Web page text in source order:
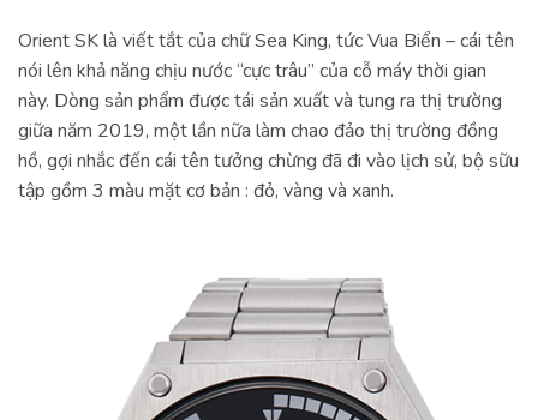
Orient SK là viết tắt của chữ Sea King, tức Vua Biển – cái tên
nói lên khả năng chịu nước “cực trâu” của cỗ máy thời gian
này. Dòng sản phẩm được tái sản xuất và tung ra thị trường
giữa năm 2019, một lần nữa làm chao đảo thị trường đồng
hồ, gợi nhắc đến cái tên tưởng chừng đã đi vào lịch sử, bộ sữu
tập gồm 3 màu mặt cơ bản : đỏ, vàng và xanh.